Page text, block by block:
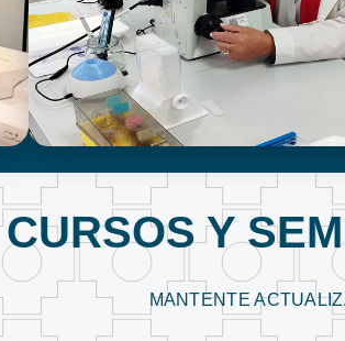
LABORATORIO CLÍNICO
CURSOS Y
MANTENTE